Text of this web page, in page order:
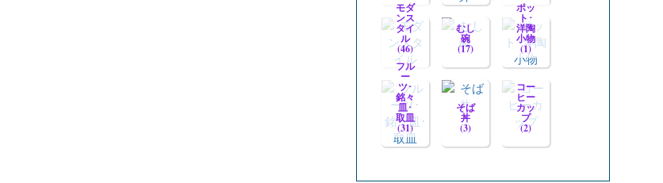
モダ
ンス
タイ
ル
(46)
むし
碗
(17)
ポッ
ト･
洋陶
小物
(1)
フル
ー
ツ･
銘々
皿･
取皿
(31)
そば
丼
(3)
コー
ヒー
カッ
プ
(2)